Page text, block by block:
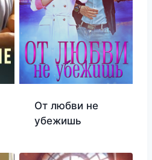
От любви не
убежишь